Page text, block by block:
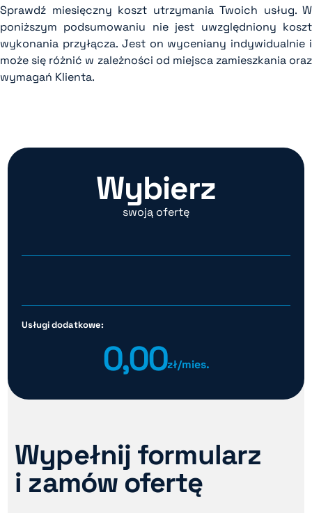
Sprawdź miesięczny koszt utrzymania Twoich usług. W
poniższym podsumowaniu nie jest uwzględniony koszt
wykonania przyłącza. Jest on wyceniany indywidualnie i
może się różnić w zależności od miejsca zamieszkania oraz
wymagań Klienta.
Wybierz
swoją ofertę
Usługi dodatkowe:
0,00zł/mies.
Wypełnij formularz
i zamów ofertę